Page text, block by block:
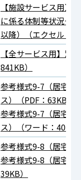
【施設サービス用】
に係る体制等状況一
以降）（エクセル：
【全サービス用】別
841KB）
参考様式9-7（居宅サ
ス）
（PDF：63KB）
参考様式9-7（居宅サ
ス）
（ワード：40KB
参考様式9-8（居宅介
参考様式9-8（居宅介
39KB）